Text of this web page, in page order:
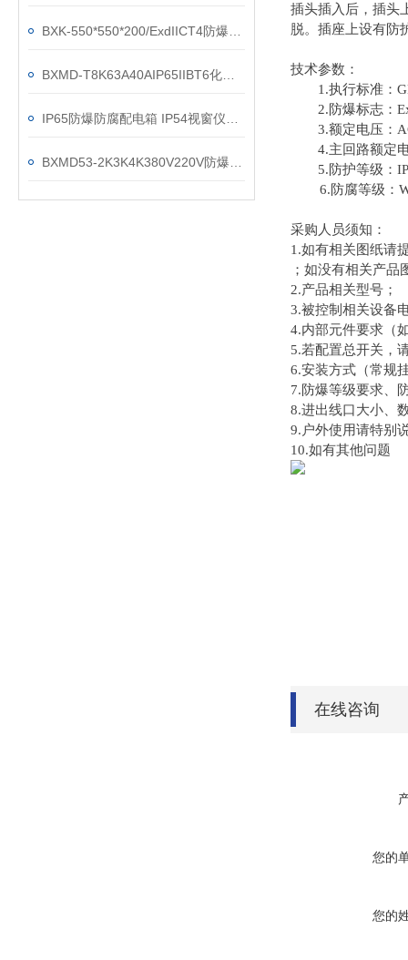
插头插入后，插头
脱。插座上设有防
技术参数：
1.执行标准：
2.防爆标志：
3.额定电压：
4.主回路额定电
5.防护等级：
6.防腐等级：
采购人员须知：
1.如有相关图纸请
；如没有相关产
2.产品相关型号；
3.被控制相关设备
4.内部元件要求（
5.若配置总开关，
6.安装方式（常规
7.防爆等级要求、
8.进出线口大小、
9.户外使用请特别
10.如有其他问题
在线咨询
您的
您的